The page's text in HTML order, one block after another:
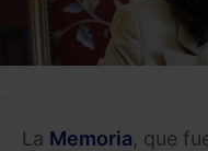
La Memoria, que